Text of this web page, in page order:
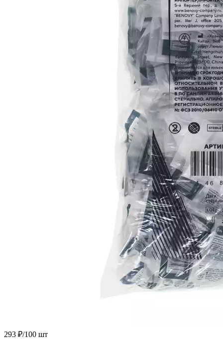
293 ₽/100 шт